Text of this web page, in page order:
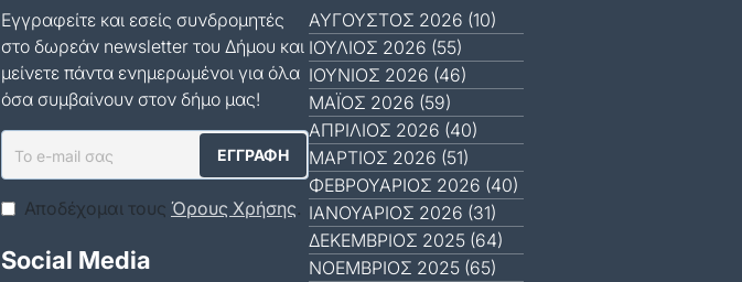
Εγγραφείτε και εσείς συνδρομητές
στο δωρεάν newsletter του Δήμου και
μείνετε πάντα ενημερωμένοι για όλα
όσα συμβαίνουν στον δήμο μας!
Αποδέχομαι τους Όρους Χρήσης.
Social Media
ΑΎΓΟΥΣΤΟΣ 2026 (10)
ΙΟΎΛΙΟΣ 2026 (55)
ΙΟΎΝΙΟΣ 2026 (46)
ΜΆΙΟΣ 2026 (59)
ΑΠΡΊΛΙΟΣ 2026 (40)
ΜΆΡΤΙΟΣ 2026 (51)
ΦΕΒΡΟΥΆΡΙΟΣ 2026 (40)
ΙΑΝΟΥΆΡΙΟΣ 2026 (31)
ΔΕΚΈΜΒΡΙΟΣ 2025 (64)
ΝΟΈΜΒΡΙΟΣ 2025 (65)